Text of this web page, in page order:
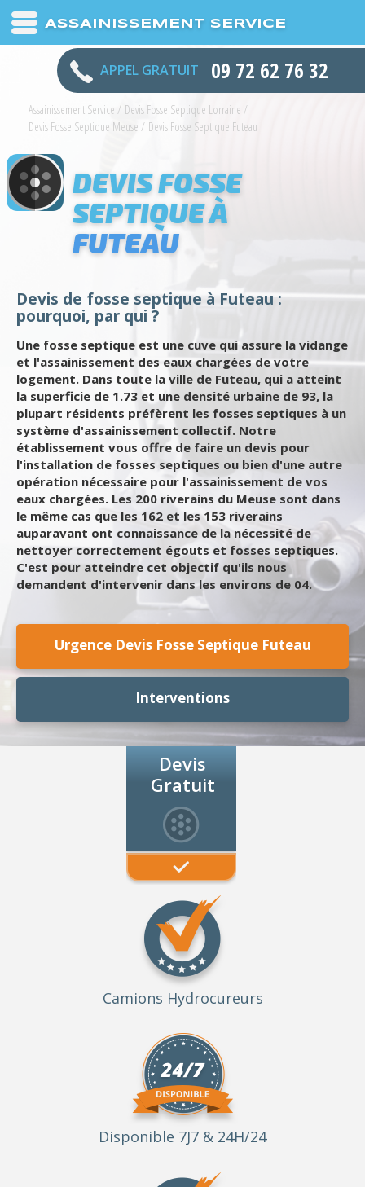
ASSAINISSEMENT SERVICE
APPEL GRATUIT 09 72 62 76 32
Assainissement Service / Devis Fosse Septique Lorraine /
Devis Fosse Septique Meuse / Devis Fosse Septique Futeau
DEVIS FOSSE
SEPTIQUE À
FUTEAU
Devis de fosse septique à Futeau :
pourquoi, par qui ?
Une fosse septique est une cuve qui assure la vidange
et l'assainissement des eaux chargées de votre
logement. Dans toute la ville de Futeau, qui a atteint
la superficie de 1.73 et une densité urbaine de 93, la
plupart résidents préfèrent les fosses septiques à un
système d'assainissement collectif. Notre
établissement vous offre de faire un devis pour
l'installation de fosses septiques ou bien d'une autre
opération nécessaire pour l'assainissement de vos
eaux chargées. Les 200 riverains du Meuse sont dans
le même cas que les 162 et les 153 riverains
auparavant ont connaissance de la nécessité de
nettoyer correctement égouts et fosses septiques.
C'est pour atteindre cet objectif qu'ils nous
demandent d'intervenir dans les environs de 04.
Urgence Devis Fosse Septique Futeau
Interventions
Devis
Gratuit
Camions Hydrocureurs
Disponible 7J7 & 24H/24